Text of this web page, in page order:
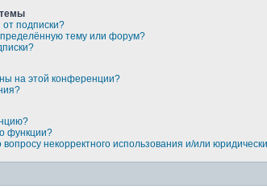
темы
подписки?
тему или форум?
на этой конференции?
функции?
некорректного использования и/или